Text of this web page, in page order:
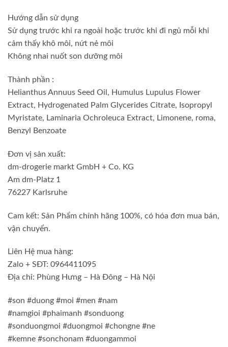
Hướng dẫn sử dụng
Sử dụng trước khi ra ngoài hoặc trước khi đi ngủ mỗi khi
cảm thấy khô môi, nứt nẻ môi
Không nhai nuốt son dưỡng môi
Thành phần :
Helianthus Annuus Seed Oil, Humulus Lupulus Flower
Extract, Hydrogenated Palm Glycerides Citrate, Isopropyl
Myristate, Laminaria Ochroleuca Extract, Limonene, roma,
Benzyl Benzoate
Đơn vị sản xuất:
dm-drogerie markt GmbH + Co. KG
Am dm-Platz 1
76227 Karlsruhe
Cam kết: Sản Phẩm chính hãng 100%, có hóa đơn mua bán,
vận chuyển.
Liên Hệ mua hàng:
Zalo + SĐT: 0964411095
Địa chỉ: Phùng Hưng – Hà Đông – Hà Nội
#son #duong #moi #men #nam
#namgioi #phaimanh #sonduong
#sonduongmoi #duongmoi #chongne #ne
#kemne #sonchonam #duongammoi